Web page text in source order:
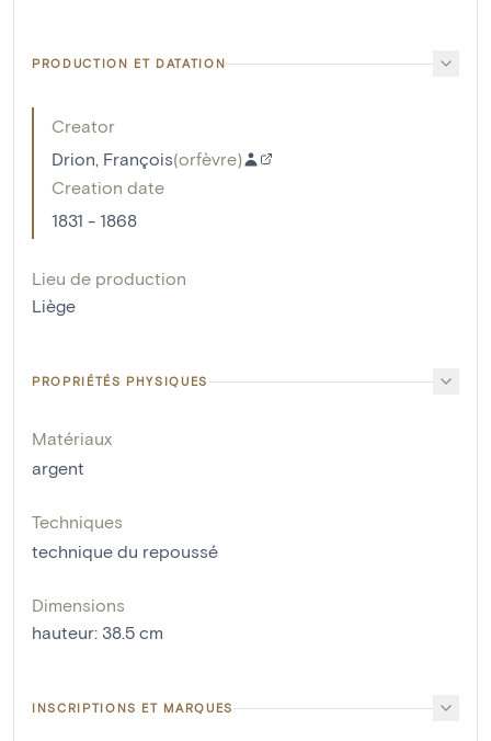
PRODUCTION ET DATATION
Creator
Drion, François(orfèvre)
Creation date
1831 - 1868
Lieu de production
Liège
PROPRIÉTÉS PHYSIQUES
Matériaux
argent
Techniques
technique du repoussé
Dimensions
hauteur: 38.5 cm
INSCRIPTIONS ET MARQUES